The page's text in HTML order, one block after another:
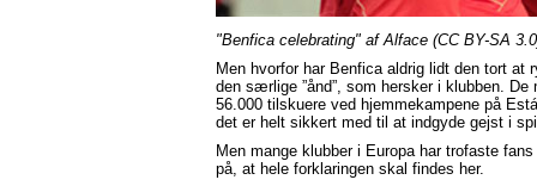
"Benfica celebrating" af Alface (CC BY-SA
Men hvorfor har Benfica aldrig lidt den tort
den særlige ”ånd”, som hersker i klubben.
56.000 tilskuere ved hjemmekampene på
det er helt sikkert med til at indgyde gejst i
Men mange klubber i Europa har trofaste
på, at hele forklaringen skal findes her.